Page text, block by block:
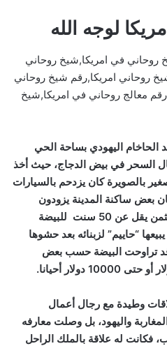
لوجه الله
روحاني في امريكا,شيخ روحاني
روحاني امريكا,رقم شيخ روحاني
معالج روحاني في امريكا,شيخ
الحاخام اليهودي بساحة الحي
السحر في بيض الدجاج، حيث أخذ
بالصويرة كان يزدحم بالسيارات
بعض ساكنة المدينة يزودون
الساحر اليهودي بالبيض البلدي بثمن يقل عن 50 سنت للبيضة
“حاييم” لزبنائه بعد حشوها
قد تراوحت البيضة حسب بعض
وطيدة مع رجال أعمال
واليهود، بل وصلت معارفه
فكانت له علاقة بالملك الراحل